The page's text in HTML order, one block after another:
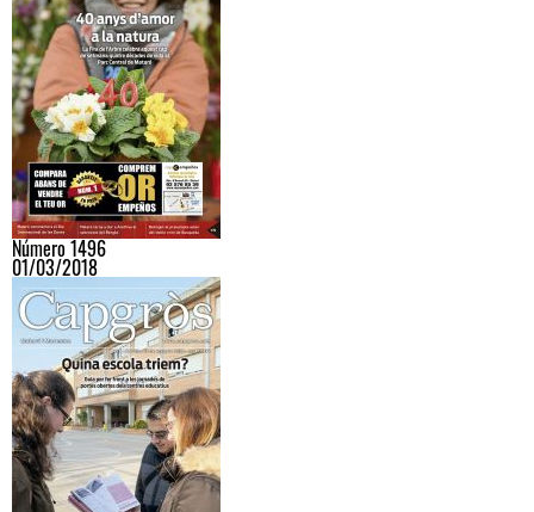
Número 1496
01/03/2018